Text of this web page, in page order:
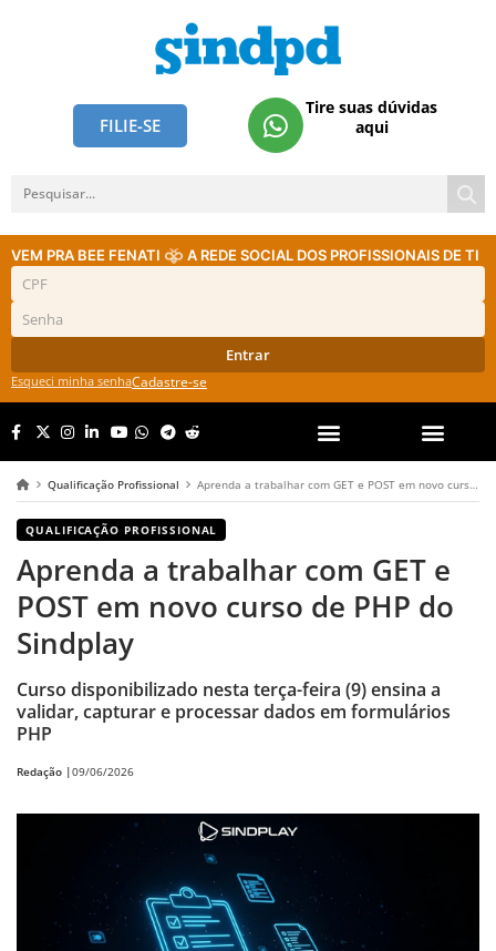
FILIE-SE
Tire suas dúvidas
aqui
VEM PRA BEE FENATI A REDE SOCIAL DOS PROFISSIONAIS DE TI
Entrar
Esqueci minha senhaCadastre-se
Qualificação Profissional Aprenda a trabalhar com GET e POST em novo curso de PHP do Sindplay
QUALIFICAÇÃO PROFISSIONAL
Aprenda a trabalhar com GET e
POST em novo curso de PHP do
Sindplay
Curso disponibilizado nesta terça-feira (9) ensina a
validar, capturar e processar dados em formulários
PHP
Redação |09/06/2026